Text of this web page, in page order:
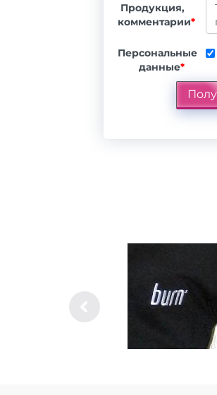
Продукция,
комментарии*
Персональные
данные*